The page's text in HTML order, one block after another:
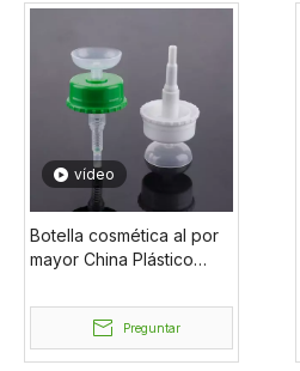
vídeo
Botella cosmética al por
mayor China Plástico
28/410 33/410 Bomba de
Preguntar